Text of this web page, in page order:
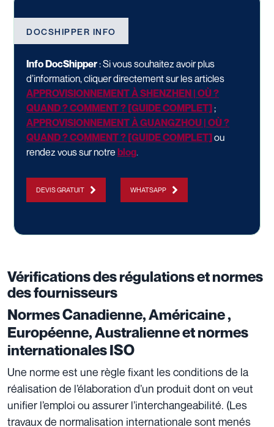
DOCSHIPPER INFO
Info DocShipper: Si vous souhaitez avoir plus
d’information, cliquer directement sur les articles
APPROVISIONNEMENT À SHENZHEN | OÙ ?
QUAND ? COMMENT ? [GUIDE COMPLET];
APPROVISIONNEMENT À GUANGZHOU | OÙ ?
QUAND ? COMMENT ? [GUIDE COMPLET]ou
rendez vous sur notre blog.
DEVIS GRATUIT WHATSAPP
Vérifications des régulations et normes
des fournisseurs
Normes Canadienne, Américaine ,
Européenne, Australienne et normes
internationales ISO
Une norme est une règle fixant les conditions de la
réalisation de l’élaboration d’un produit dont on veut
unifier l’emploi ou assurer l’interchangeabilité. (Les
travaux de normalisation internationale sont menés